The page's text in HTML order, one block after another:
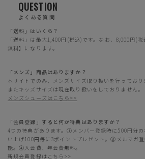
QUESTION
よくある質問
「送料」はいくら？
「送料」は最大1,400円(税込)です。なお、8,000円(
無料】になります。
「メンズ」商品はありますか？
本サイトでのみ、メンズサイズ取り扱いを行っており
またキッズサイズは現在取り扱いをしておりません。
メンズシューズはこちら>>
「会員登録」すると何か特典はありますか？
4つの特典があります。①メンバー登録時に500円分
い上げ100円毎に3ポイントプレゼント。③メルマガ
能。④入会費、年会費無料。
新規会員登録はこちら>>